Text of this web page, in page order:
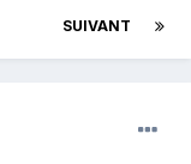
SUIVANT